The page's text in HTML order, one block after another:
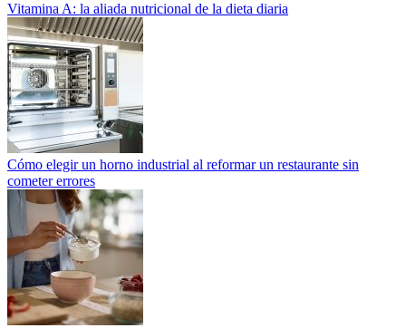
Vitamina A: la aliada nutricional de la dieta diaria
Cómo elegir un horno industrial al reformar un restaurante sin
cometer errores